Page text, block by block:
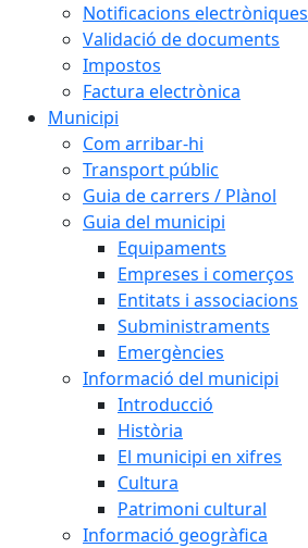
Notificacions electròniques
Validació de documents
Impostos
Factura electrònica
Municipi
Com arribar-hi
Transport públic
Guia de carrers / Plànol
Guia del municipi
Equipaments
Empreses i comerços
Entitats i associacions
Subministraments
Emergències
Informació del municipi
Introducció
Història
El municipi en xifres
Cultura
Patrimoni cultural
Informació geogràfica